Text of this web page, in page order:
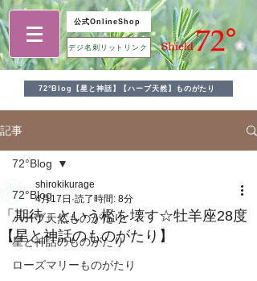
公式OnlineShop
デジ名刺リットリンク
72°Blog【星と神話】【ハーブ天然】ものがたり
記事
72°Blog
ハーブ天然ものがたり
星と神話のものがたり
ローズマリーものがたり
72°Blog
「期待」という檻を壊す☆牡羊座28度
【星と神話のものがたり】
shirokikurage
4月17日 読了時間: 8分